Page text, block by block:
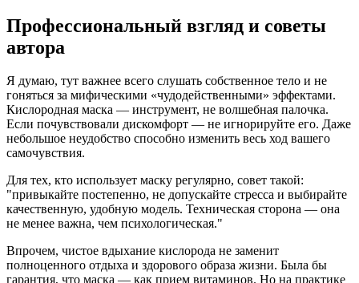
Профессиональный взгляд и советы
автора
Я думаю, тут важнее всего слушать собственное тело и не
гоняться за мифическими «чудодейственными» эффектами.
Кислородная маска — инструмент, не волшебная палочка.
Если почувствовали дискомфорт — не игнорируйте его. Даже
небольшое неудобство способно изменить весь ход вашего
самочувствия.
Для тех, кто использует маску регулярно, совет такой:
привыкайте постепенно, не допускайте стресса и выбирайте
качественную, удобную модель. Техническая сторона — она
не менее важна, чем психологическая.
Впрочем, чистое вдыхание кислорода не заменит
полноценного отдыха и здорового образа жизни. Была бы
гарантия, что маска — как прием витаминов. Но на практике